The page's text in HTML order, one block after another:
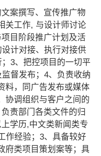
案撰写、宣传推广物
关工作, 与设计师讨论
目阶段推广计划及活
计对接、执行对接供
3、把控项目的一切平
督发布；4、负责收纳
料，同广告发布或媒体
协调组织与客户之间的
责部门各类文件的归
学历,中文类新闻类专
作经验；3、具备较好
府类项目策划案等；具